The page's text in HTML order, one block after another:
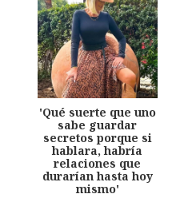
'Qué suerte que uno
sabe guardar
secretos porque si
hablara, habría
relaciones que
durarían hasta hoy
mismo'